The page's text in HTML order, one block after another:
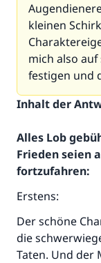
kleinen
mich also
festigen und
Inhalt der
Alles Lob
Frieden seien
fortzufahren:
Erstens:
Der schöne
die
Taten. Und der